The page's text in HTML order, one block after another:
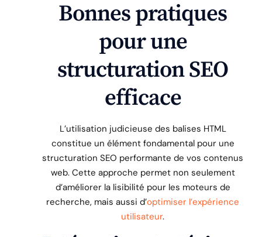
Bonnes pratiques
pour une
structuration SEO
efficace
L’utilisation judicieuse des balises HTML
constitue un élément fondamental pour une
structuration SEO performante de vos contenus
web. Cette approche permet non seulement
d’améliorer la lisibilité pour les moteurs de
recherche, mais aussi d’optimiser l’expérience
utilisateur.